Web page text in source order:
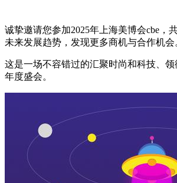
诚挚邀请您参加2025年上海美博会cbe，
未来发展趋势，发现更多商机与合作机会
这是一场不容错过的汇聚时尚和科技、
年度盛会。